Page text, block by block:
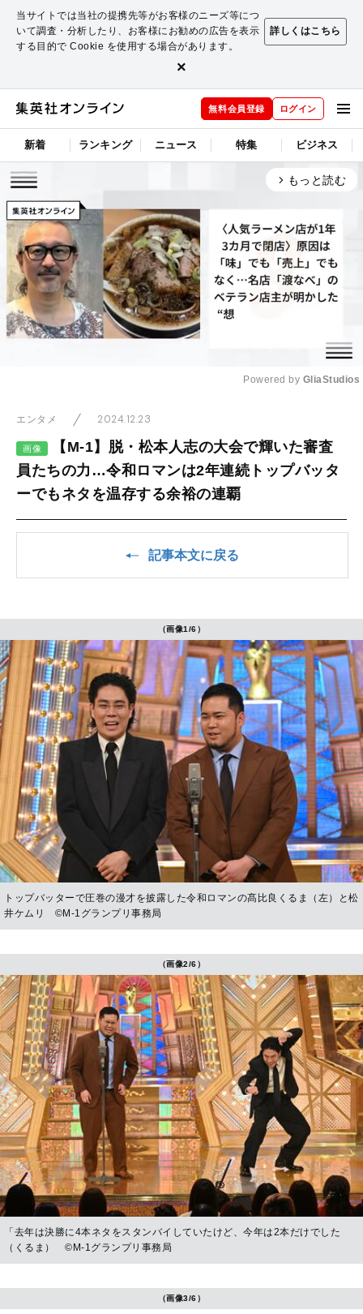
当サイトでは当社の提携先等がお客様のニーズ等につ
いて調査・分析したり、お客様にお勧めの広告を表示
する目的で Cookie を使用する場合があります。
詳しくはこちら
×
無料会員登録 ログイン
新着 ランキング ニュース 特集 ビジネス
arrow_forward_ios もっと読む
Powered by GliaStudios
エンタメ 2024.12.23
画像
【M-1】脱・松本人志の大会で輝いた審査
員たちの力…令和ロマンは2年連続トップバッタ
ーでもネタを温存する余裕の連覇
記事本文に戻る
（画像1/6）
トップバッターで圧巻の漫才を披露した令和ロマンの髙比良くるま（左）と松
井ケムリ ©︎M-1グランプリ事務局
（画像2/6）
「去年は決勝に4本ネタをスタンバイしていたけど、今年は2本だけでした
（くるま） ©︎M-1グランプリ事務局
（画像3/6）